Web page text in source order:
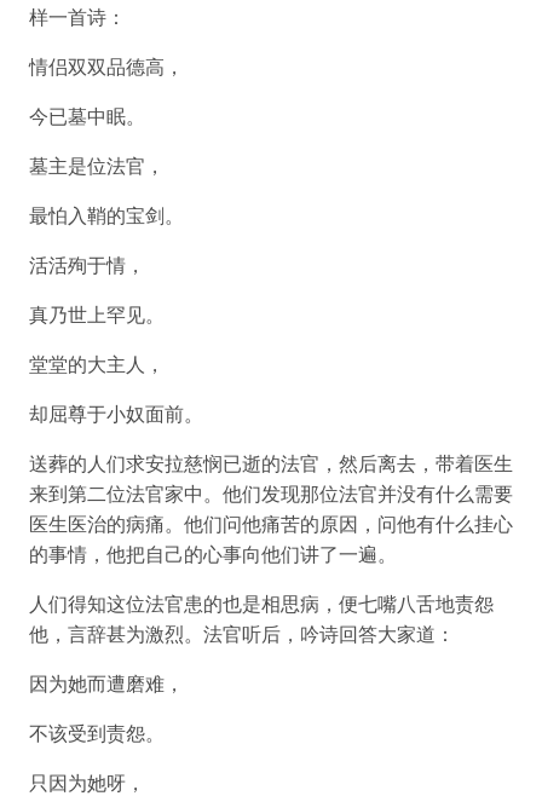
样一首诗：
情侣双双品德高，
今已墓中眠。
墓主是位法官，
最怕入鞘的宝剑。
活活殉于情，
真乃世上罕见。
堂堂的大主人，
却屈尊于小奴面前。
送葬的人们求安拉慈悯已逝的法官，然后离去，带着医生
来到第二位法官家中。他们发现那位法官并没有什么需要
医生医治的病痛。他们问他痛苦的原因，问他有什么挂心
的事情，他把自己的心事向他们讲了一遍。
人们得知这位法官患的也是相思病，便七嘴八舌地责怨
他，言辞甚为激烈。法官听后，吟诗回答大家道：
因为她而遭磨难，
不该受到责怨。
只因为她呀，